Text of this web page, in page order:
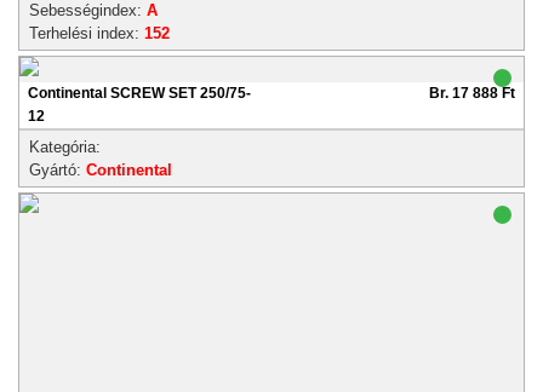
Sebességindex: A
Terhelési index: 152
Continental SCREW SET 250/75-
12
Br. 17 888 Ft
Kategória:
Gyártó: Continental